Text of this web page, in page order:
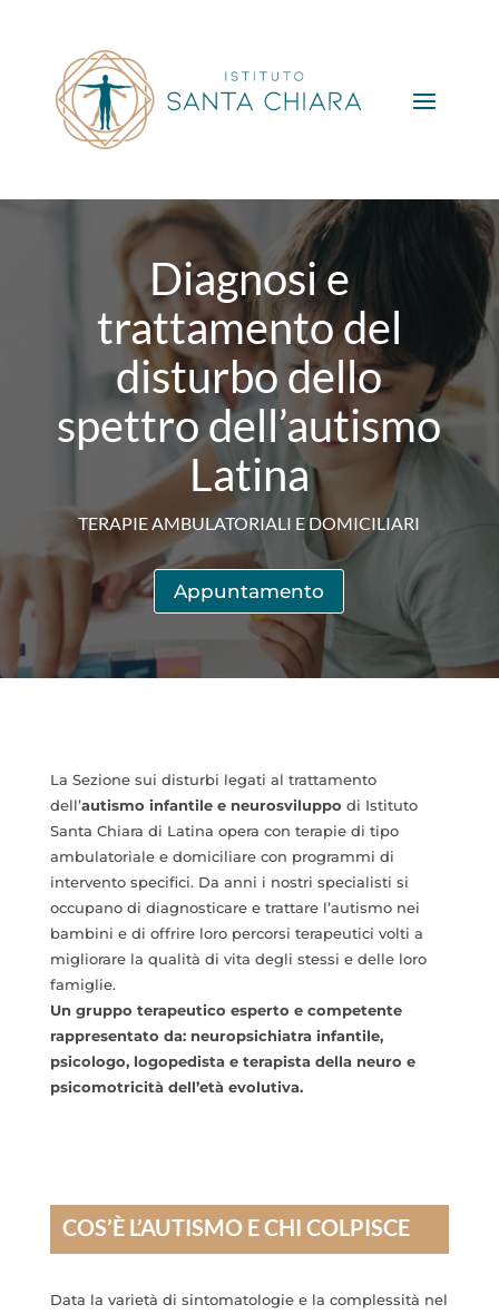
Diagnosi e
trattamento del
disturbo dello
spettro dell’autismo
Latina
TERAPIE AMBULATORIALI E DOMICILIARI
Appuntamento
La Sezione sui disturbi legati al trattamento
dell’autismo infantile eneurosviluppo di Istituto
Santa Chiara di Latina opera con terapie di tipo
ambulatoriale e domiciliare con programmi di
intervento specifici. Da anni i nostri specialisti si
occupano di diagnosticare e trattare l’autismo nei
bambini e di offrire loro percorsi terapeutici volti a
migliorare la qualità di vita degli stessi e delle loro
famiglie.
Un gruppo terapeutico esperto e competente
rappresentato da: neuropsichiatra infantile,
psicologo, logopedista e terapista della neuro e
psicomotricità dell’età evolutiva.
COS’È L’AUTISMO E CHI COLPISCE
Data la varietà di sintomatologie e la complessità nel